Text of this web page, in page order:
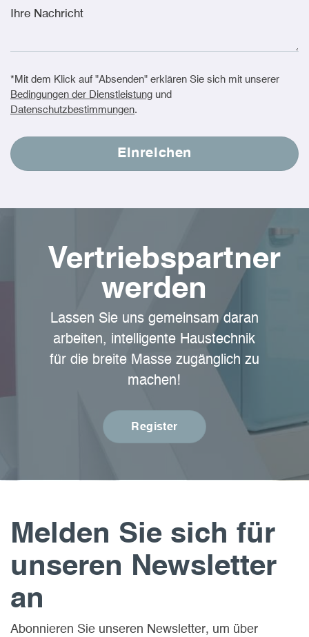
*Mit dem Klick auf "Absenden" erklären Sie sich mit unserer
Bedingungen der Dienstleistung und
Datenschutzbestimmungen.
Vertriebspartner
werden
Lassen Sie uns gemeinsam daran
arbeiten, intelligente Haustechnik
für die breite Masse zugänglich zu
machen!
Register
Melden Sie sich für
unseren Newsletter
an
Abonnieren Sie unseren Newsletter, um über